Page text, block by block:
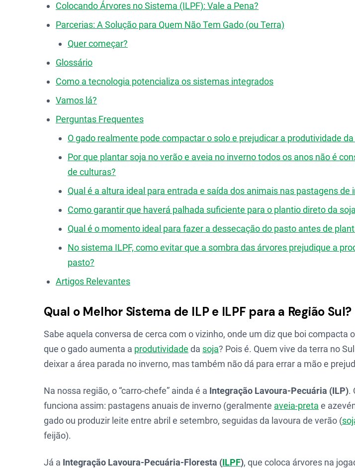
Colocando Árvores no Sistema (ILPF): Vale a Pena?
Parcerias: A Solução para Quem Não Tem Gado (ou Terra)
Quer começar?
Glossário
Como a tecnologia potencializa os sistemas integrados
Vamos lá?
Perguntas Frequentes
O gado realmente pode compactar o solo e prejudicar a produtividade
Por que plantar soja no verão e aveia no inverno todos os anos não é
de culturas?
Qual é a altura ideal para entrada e saída dos animais nas pastagens de
Como garantir que haverá palhada suficiente para o plantio direto da
Qual é o momento ideal para fazer a dessecação do pasto antes de
No sistema ILPF, como evitar que a sombra das árvores prejudique a
pasto?
Artigos Relevantes
Qual o Melhor Sistema de ILP e ILPF para a Região Sul?
Sabe aquela conversa de cerca com o vizinho, onde um diz que boi compacta o
que o gado aumenta a produtividade da soja? Pois é. Quem vive da terra no
deixar a área parada no inverno, mas também não dá para errar a mão e
Na nossa região, o “carro-chefe” ainda é a Integração Lavoura-Pecuária (ILP).
funciona assim: pastagens anuais de inverno (geralmente aveia-preta e
gado ou produzir leite entre abril e setembro, seguidas da lavoura de verão (
feijão).
Já a Integração Lavoura-Pecuária-Floresta (ILPF), que coloca árvores na